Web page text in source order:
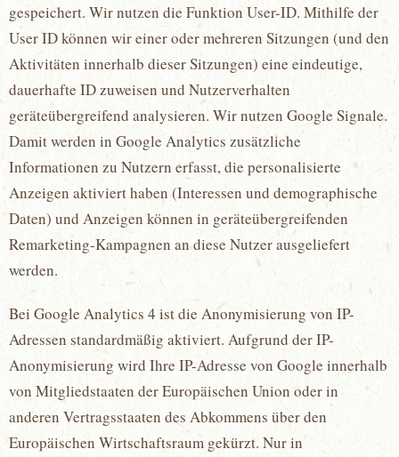
gespeichert. Wir nutzen die Funktion User-ID. Mithilfe der
User ID können wir einer oder mehreren Sitzungen (und den
Aktivitäten innerhalb dieser Sitzungen) eine eindeutige,
dauerhafte ID zuweisen und Nutzerverhalten
geräteübergreifend analysieren. Wir nutzen Google Signale.
Damit werden in Google Analytics zusätzliche
Informationen zu Nutzern erfasst, die personalisierte
Anzeigen aktiviert haben (Interessen und demographische
Daten) und Anzeigen können in geräteübergreifenden
Remarketing-Kampagnen an diese Nutzer ausgeliefert
werden.
Bei Google Analytics 4 ist die Anonymisierung von IP-
Adressen standardmäßig aktiviert. Aufgrund der IP-
Anonymisierung wird Ihre IP-Adresse von Google innerhalb
von Mitgliedstaaten der Europäischen Union oder in
anderen Vertragsstaaten des Abkommens über den
Europäischen Wirtschaftsraum gekürzt. Nur in